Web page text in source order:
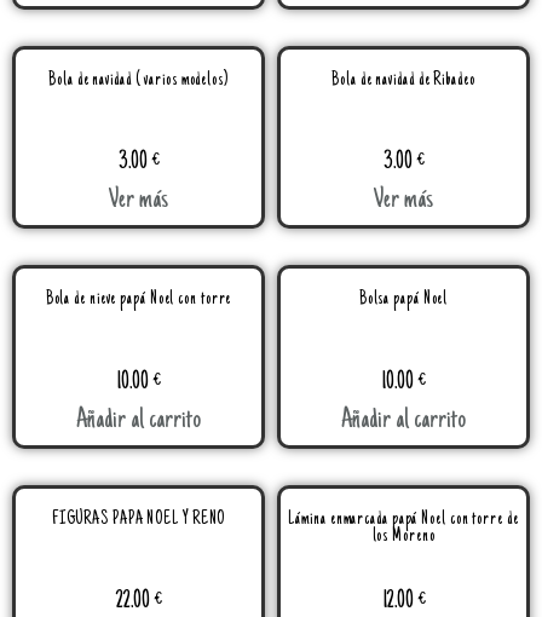
Bola de navidad ( varios modelos)
3.00€
Ver más
Bola de navidad de Ribadeo
3.00€
Ver más
Bola de nieve papá Noel con torre
10.00€
Añadir al carrito
Bolsa papá Noel
10.00€
Añadir al carrito
FIGURAS PAPA NOEL Y RENO
22.00€
Lámina enmarcada papá Noel con torre de
los Moreno
12.00€